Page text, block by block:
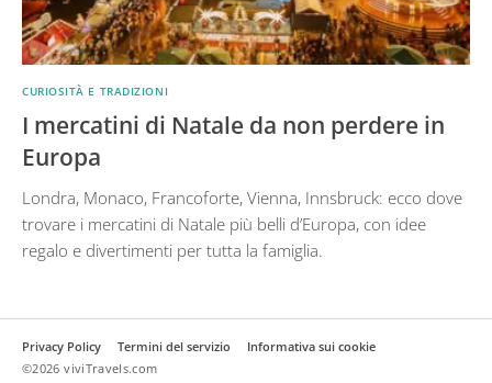
CURIOSITÀ E TRADIZIONI
I mercatini di Natale da non perdere in
Europa
Londra, Monaco, Francoforte, Vienna, Innsbruck: ecco dove
trovare i mercatini di Natale più belli d’Europa, con idee
regalo e divertimenti per tutta la famiglia.
Privacy Policy Termini del servizio
Informativa sui cookie
©2026 viviTravels.com